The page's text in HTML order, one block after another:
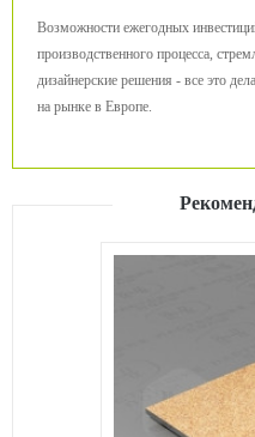
Возможности ежегодных
производственного процесса,
дизайнерские решения - все это
на рынке в Европе.